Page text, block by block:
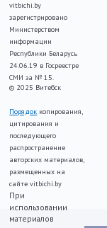
vitbichi.by
зарегистрировано
Министерством
информации
Республики Беларусь
24.06.19 в Госреестре
СМИ за № 15.
© 2025 Витебск
Порядок копирования,
цитирования и
последующего
распространение
авторских материалов,
размещенных на
сайте vitbichi.by
При
использовании
материалов